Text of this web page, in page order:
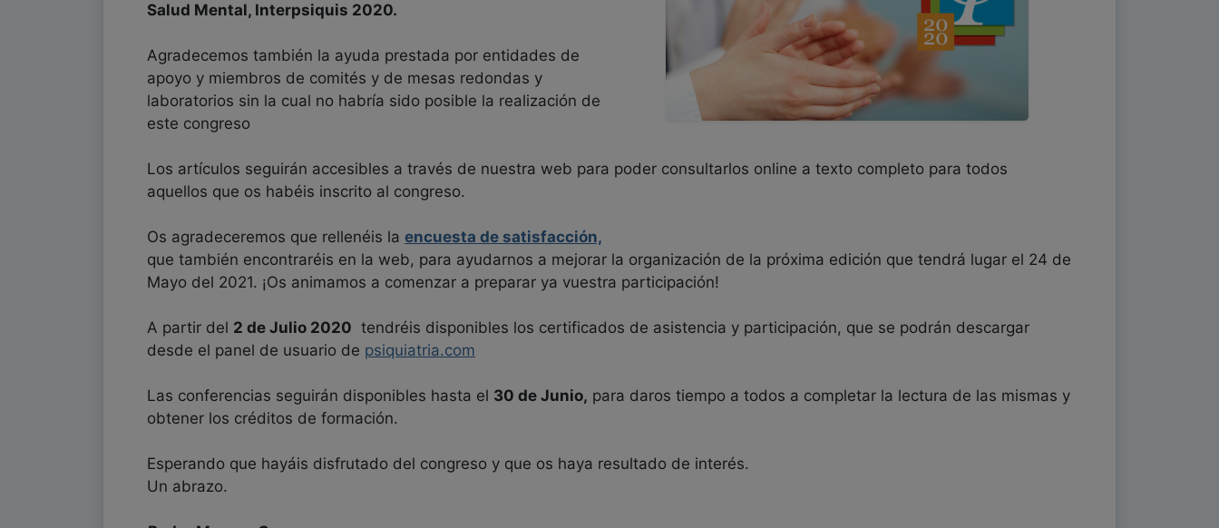
Salud Mental, Interpsiquis 2020.
Agradecemos también la ayuda prestada por entidades de
apoyo y miembros de comités y de mesas redondas y
laboratorios sin la cual no habría sido posible la realización de
este congreso
Los artículos seguirán accesibles a través de nuestra web para poder consultarlos online a texto completo para todos
aquellos que os habéis inscrito al congreso.
Os agradeceremos que rellenéis la encuesta de satisfacción,
que también encontraréis en la web, para ayudarnos a mejorar la organización de la próxima edición que tendrá lugar el 24 de
Mayo del 2021. ¡Os animamos a comenzar a preparar ya vuestra participación!
A partir del 2 de Julio 2020 tendréis disponibles los certificados de asistencia y participación, que se podrán descargar
desde el panel de usuario de psiquiatria.com
Las conferencias seguirán disponibles hasta el 30 de Junio, para daros tiempo a todos a completar la lectura de las mismas y
obtener los créditos de formación.
Esperando que hayáis disfrutado del congreso y que os haya resultado de interés.
Un abrazo.